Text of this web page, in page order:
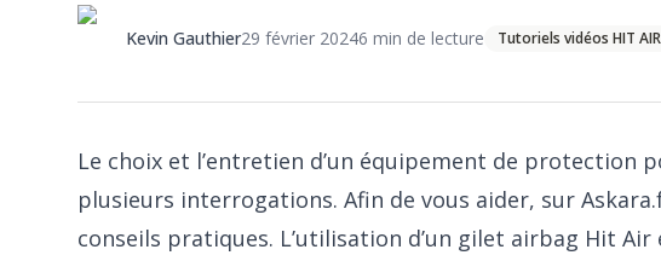
Kevin Gauthier29 février 20246 min de lecture Tutoriels vidéos HIT AIR
Le choix et l’entretien d’un équipement de protection
plusieurs interrogations. Afin de vous aider, sur
conseils pratiques. L’utilisation d’un gilet airbag Hit